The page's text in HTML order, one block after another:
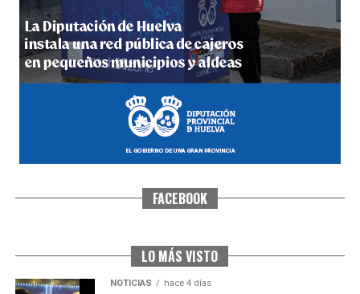
4º DÍA DE LAS FIESTAS COLOMBINAS 2026
hace 5 días·Huelvatv
SEXTA CORRIDA DE LAS FIESTAS COLOMBINAS
FACEBOOK
LO MÁS VISTO
NOTICIAS hace 4 días